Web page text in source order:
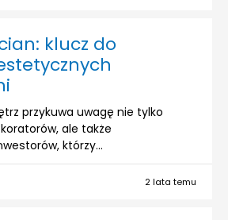
klucz do
przykuwa uwagę nie tylko
ale także
którzy...
2 lata temu